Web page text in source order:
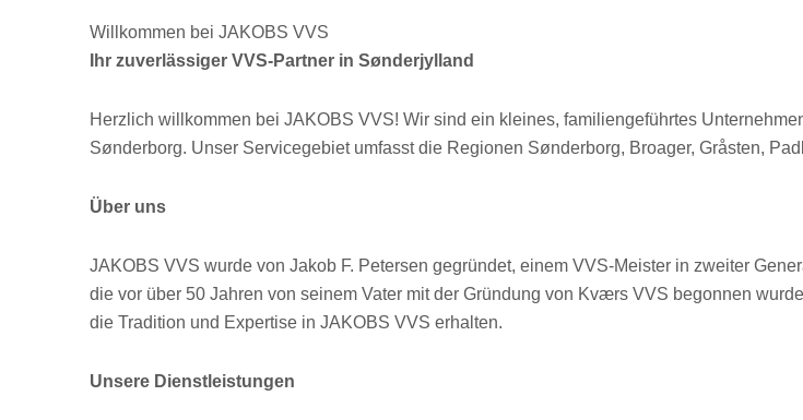
Willkommen bei JAKOBS VVS
Ihr zuverlässiger VVS-Partner in Sønderjylland
Herzlich willkommen bei JAKOBS VVS! Wir sind ein kleines, familiengeführtes
Sønderborg. Unser Servicegebiet umfasst die Regionen Sønderborg, Broager, Gråsten,
Über uns
JAKOBS VVS wurde von Jakob F. Petersen gegründet, einem VVS-Meister in zweiter
die vor über 50 Jahren von seinem Vater mit der Gründung von Kværs VVS begonnen
die Tradition und Expertise in JAKOBS VVS erhalten.
Unsere Dienstleistungen